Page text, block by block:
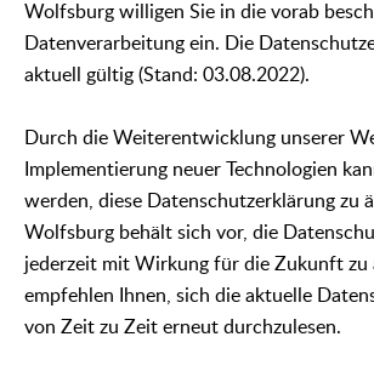
Wolfsburg willigen Sie in die vorab
Datenverarbeitung ein. Die
aktuell gültig (Stand: 03.08.2022).
Durch die Weiterentwicklung unserer
Implementierung neuer Technologien
werden, diese Datenschutzerklärung zu
Wolfsburg behält sich vor, die
jederzeit mit Wirkung für die Zukunft zu
empfehlen Ihnen, sich die aktuelle
von Zeit zu Zeit erneut durchzulesen.